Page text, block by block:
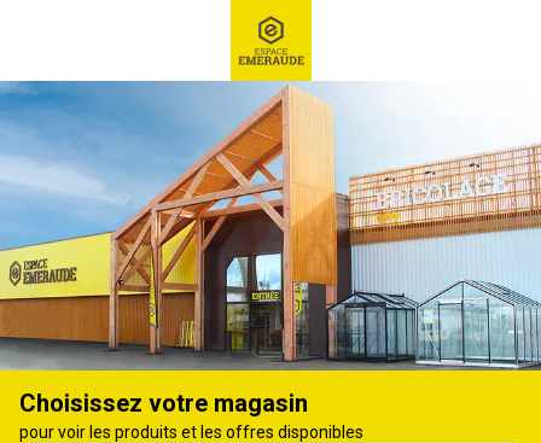
Ex : Robot tondeuse, ...
Tondeuse thermique
Choisissez votre magasin
pour voir les produits et les offres disponibles